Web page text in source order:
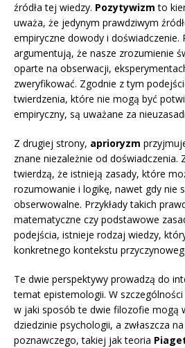
źródła tej wiedzy. Pozytywizm to
uważa, że jedynym prawdziwym
empiryczne dowody i doświadczenie.
argumentują, że nasze zrozumienie
oparte na obserwacji,
zweryfikować. Zgodnie z tym
twierdzenia, które nie mogą być
empiryczny, są uważane za
Z drugiej strony, aprioryzm
znane niezależnie od doświadczenia.
twierdzą, że istnieją zasady, które
rozumowanie i logikę, nawet gdy nie
obserwowalne. Przykłady takich
matematyczne czy podstawowe
podejścia, istnieje rodzaj wiedzy,
konkretnego kontekstu
Te dwie perspektywy prowadzą do
temat epistemologii. W
w jaki sposób te dwie filozofie mogą
dziedzinie psychologii, a zwłaszcza
poznawczego, takiej jak teoria